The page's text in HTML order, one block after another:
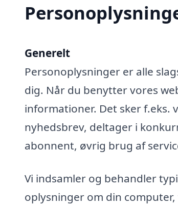
Generelt
Personoplysninger er alle
dig. Når du benytter vores
informationer. Det sker f.eks.
nyhedsbrev, deltager i
abonnent, øvrig brug af
Vi indsamler og behandler
oplysninger om din